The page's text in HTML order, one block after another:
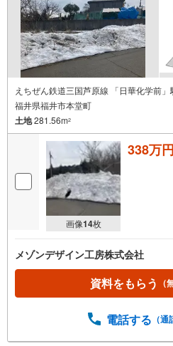
えちぜん鉄道三国芦原線 「日華化学前
福井県福井市本堂町
土地281.56m2
画像14枚
338万円
メゾンデザイン工房株式会社
資料をもらう （
電話する （